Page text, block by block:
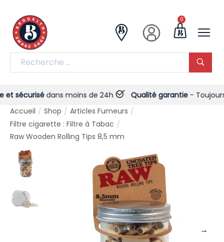
0
dans moins de 24h Qualité garantie- Toujours !
Accueil / Shop / Articles Fumeurs /
Filtre cigarette : Filtre à Tabac /
Raw Wooden Rolling Tips 8,5 mm